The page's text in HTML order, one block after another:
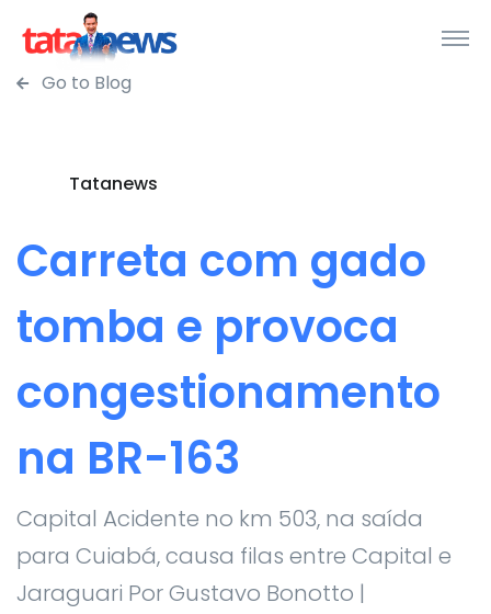
Go to Blog
Tatanews
Carreta com gado
tomba e provoca
congestionamento
na BR-163
Capital Acidente no km 503, na saída
para Cuiabá, causa filas entre Capital e
Jaraguari Por Gustavo Bonotto |